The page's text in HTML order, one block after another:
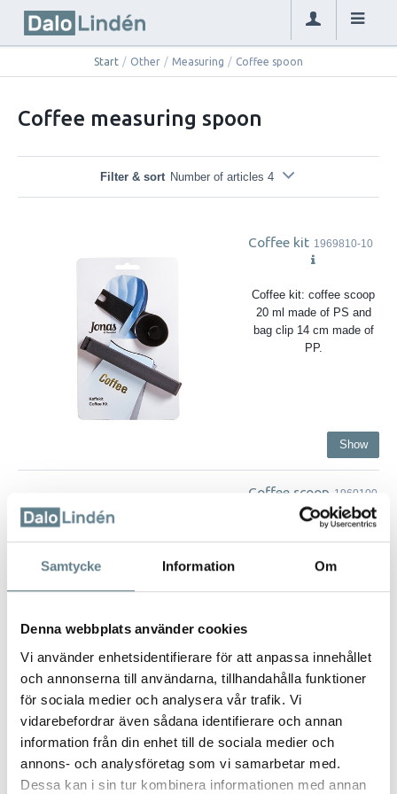
Samtycke Information Om
Denna webbplats använder cookies
Vi använder enhetsidentifierare för att anpassa innehållet
och annonserna till användarna, tillhandahålla funktioner
för sociala medier och analysera vår trafik. Vi
vidarebefordrar även sådana identifierare och annan
information från din enhet till de sociala medier och
annons- och analysföretag som vi samarbetar med.
Dessa kan i sin tur kombinera informationen med annan
Start / Other / Measuring / Coffee spoon
Coffee measuring spoon
Filter & sort Number of articles 4
Coffee kit 1969810-10
Coffee kit: coffee scoop
20 ml made of PS and
bag clip 14 cm made of
PP.
Show
Coffee scoop 1960100
Coffee scoop, white, 20
ml.
Coffee scoop 15 ml
512008-10